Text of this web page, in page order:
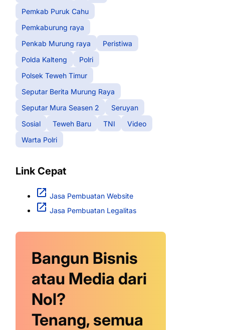
Pemkab Puruk Cahu
Pemkaburung raya
Penkab Murung raya
Peristiwa
Polda Kalteng
Polri
Polsek Teweh Timur
Seputar Berita Murung Raya
Seputar Mura Seasen 2
Seruyan
Sosial
Teweh Baru TNI
Video
Warta Polri
Link Cepat
Jasa Pembuatan Website
Jasa Pembuatan Legalitas
Bangun Bisnis
atau Media dari
Nol?
Tenang, semua